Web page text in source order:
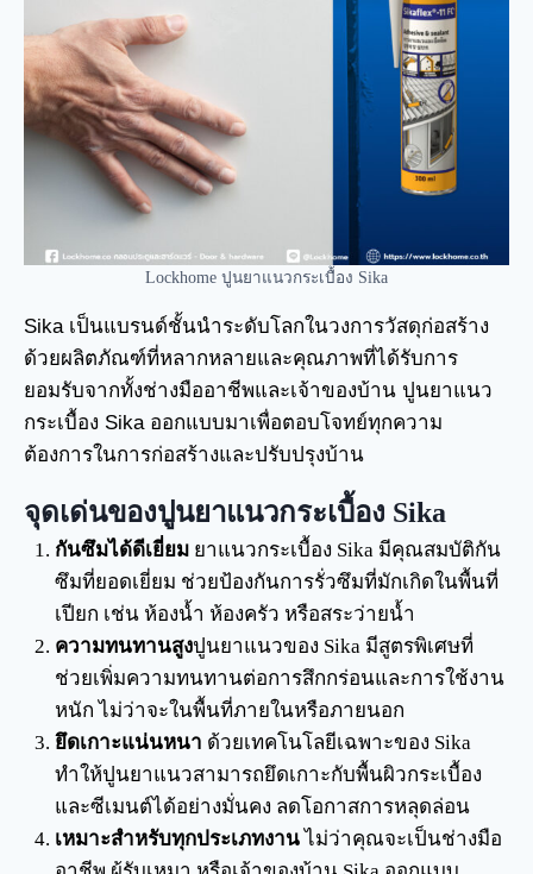
Lockhome ปูนยาแนวกระเบื้อง Sika
Sika เป็นแบรนด์ชั้นนำระดับโลกในวงการวัสดุก่อสร้าง
ด้วยผลิตภัณฑ์ที่หลากหลายและคุณภาพที่ได้รับการ
ยอมรับจากทั้งช่างมืออาชีพและเจ้าของบ้าน ปูนยาแนว
กระเบื้อง Sika ออกแบบมาเพื่อตอบโจทย์ทุกความ
ต้องการในการก่อสร้างและปรับปรุงบ้าน
จุดเด่นของปูนยาแนวกระเบื้อง Sika
กันซึมได้ดีเยี่ยม ยาแนวกระเบื้อง Sika มีคุณสมบัติกัน
ซึมที่ยอดเยี่ยม ช่วยป้องกันการรั่วซึมที่มักเกิดในพื้นที่
เปียก เช่น ห้องน้ำ ห้องครัว หรือสระว่ายน้ำ
ความทนทานสูงปูนยาแนวของ Sika มีสูตรพิเศษที่
ช่วยเพิ่มความทนทานต่อการสึกกร่อนและการใช้งาน
หนัก ไม่ว่าจะในพื้นที่ภายในหรือภายนอก
ยึดเกาะแน่นหนา ด้วยเทคโนโลยีเฉพาะของ Sika
ทำให้ปูนยาแนวสามารถยึดเกาะกับพื้นผิวกระเบื้อง
และซีเมนต์ได้อย่างมั่นคง ลดโอกาสการหลุดล่อน
เหมาะสำหรับทุกประเภทงานไม่ว่าคุณจะเป็นช่างมือ